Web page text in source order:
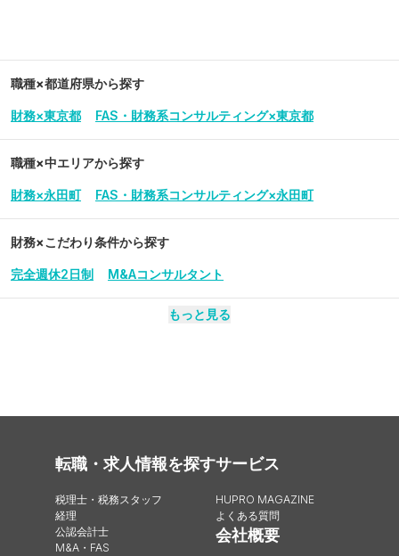
職種×都道府県から探す
財務×東京都 FAS・財務系コンサルティング×東京都
職種×中エリアから探す
財務×永田町 FAS・財務系コンサルティング×永田町
財務×こだわり条件から探す
完全週休2日制 M&Aコンサルタント
もっと見る
転職・求人情報を探す
税理士・税務スタッフ
経理
公認会計士
M&A・FAS
サービス
HUPRO MAGAZINE
よくある質問
会社概要